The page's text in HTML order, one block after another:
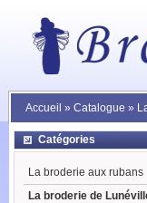
Accueil » Catalogue »
Catégories
La broderie aux rubans
La broderie de